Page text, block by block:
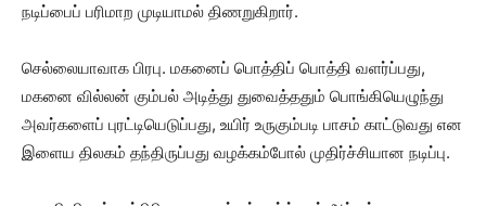
நடிப்பைப் பரிமாற முடியாமல் திணறுகிறார்.
செல்லையாவாக பிரபு. மகனைப் பொத்திப் பொத்தி வளர்ப்பது,
மகனை வில்லன் கும்பல் அடித்து துவைத்ததும் பொங்கியெழுந்து
அவர்களைப் புரட்டியெடுப்பது, உயிர் உருகும்படி பாசம் காட்டுவது என
இளைய திலகம் தந்திருப்பது வழக்கம்போல் முதிர்ச்சியான நடிப்பு.